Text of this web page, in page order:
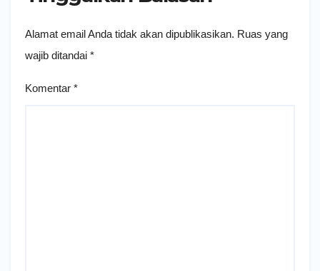
Alamat email Anda tidak akan dipublikasikan. Ruas yang
wajib ditandai *
Komentar *